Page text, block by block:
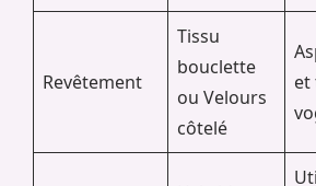
Revêtement
Tissu
bouclette
ou Velours
côtelé
et